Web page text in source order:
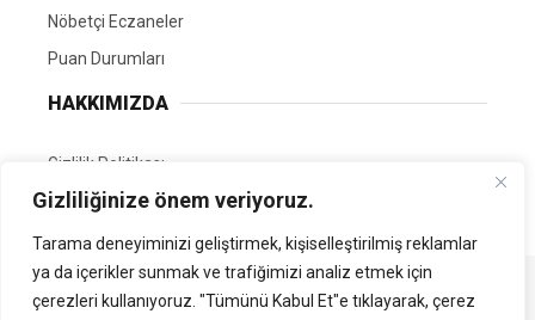
Gizliliğinize önem veriyoruz.
Tarama deneyiminizi geliştirmek, kişiselleştirilmiş reklamlar
ya da içerikler sunmak ve trafiğimizi analiz etmek için
çerezleri kullanıyoruz. "Tümünü Kabul Et"e tıklayarak, çerez
Nöbetçi Eczaneler
Puan Durumları
HAKKIMIZDA
Gizlilik Politikası
GÖNÜLLÜ EDİTÖRÜMÜZ OL
Tüm Hakları Saklıdır. | Kamubilgi.com | 2026